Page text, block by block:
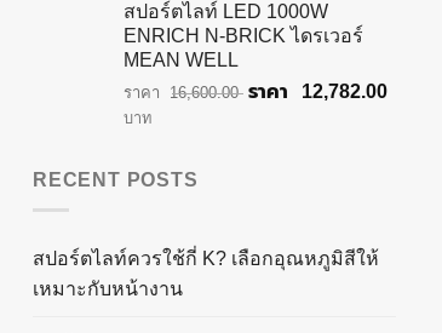
฿8,200.00.
สปอร์ตไลท์ LED 1000W
ENRICH N-BRICK ไดรเวอร์
MEAN WELL
16,600.00 Original12,782.00Current
บาท
RECENT POSTS
สปอร์ตไลท์ควรใช้กี่ K? เลือกอุณหภูมิสีให้
เหมาะกับหน้างาน